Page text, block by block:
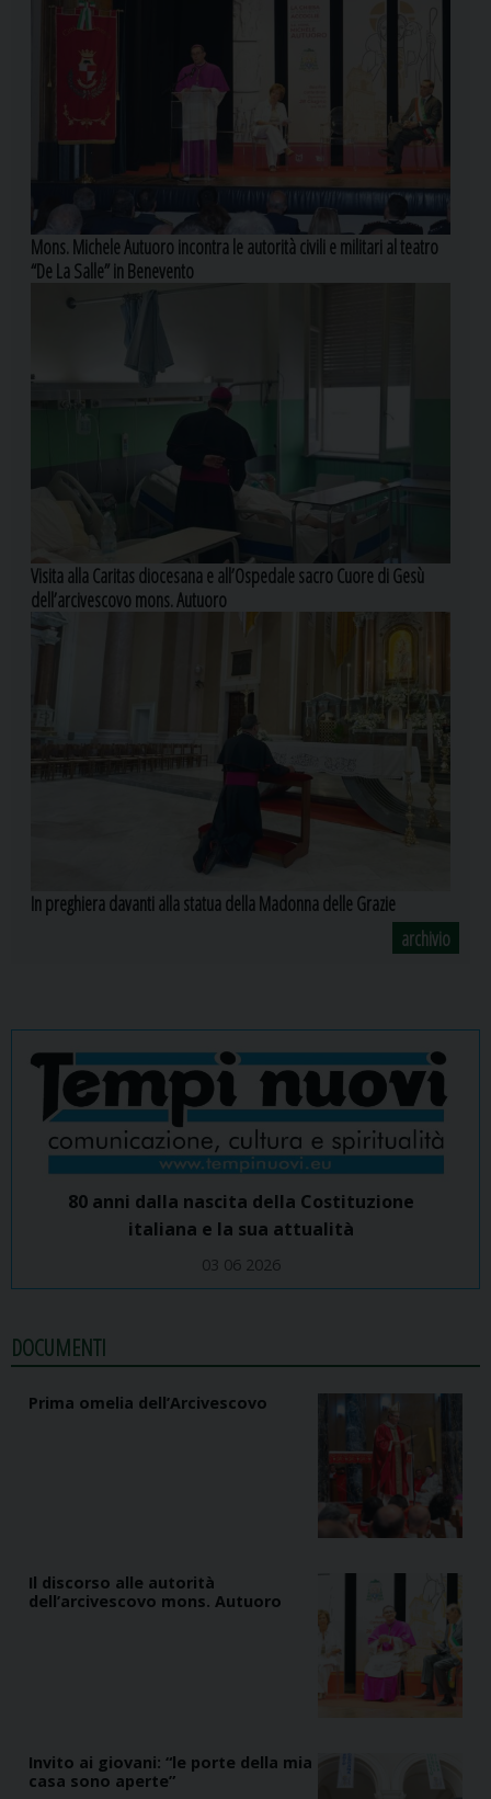
Mons. Michele Autuoro incontra le autorità civili e militari al teatro
“De La Salle” in Benevento
Visita alla Caritas diocesana e all’Ospedale sacro Cuore di Gesù
dell’arcivescovo mons. Autuoro
In preghiera davanti alla statua della Madonna delle Grazie
archivio
80 anni dalla nascita della Costituzione
italiana e la sua attualità
03 06 2026
DOCUMENTI
Prima omelia dell’Arcivescovo
Il discorso alle autorità
dell’arcivescovo mons. Autuoro
Invito ai giovani: “le porte della mia
casa sono aperte”